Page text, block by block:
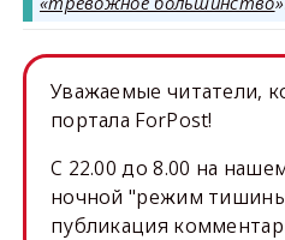
Уважаемые читатели,
портала ForPost!
C 22.00 до 8.00 на
ночной "режим
публикация